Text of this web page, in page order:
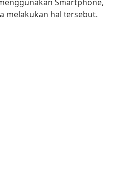
Smartphone,
melakukan hal tersebut.